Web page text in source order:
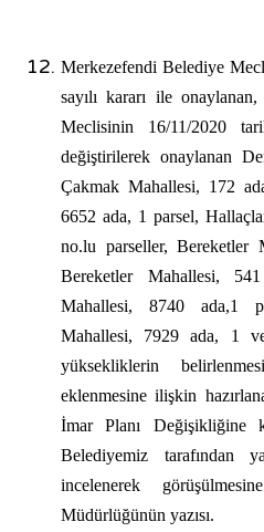
Merkezefendi Belediye
sayılı kararı ile
Meclisinin 16/11/2020
değiştirilerek onaylanan
Çakmak Mahallesi, 172
6652 ada, 1 parsel,
no.lu parseller, Bereketler
Bereketler Mahallesi,
Mahallesi, 8740 ada,1
Mahallesi, 7929 ada, 1
yüksekliklerin
eklenmesine ilişkin
İmar Planı Değişikliğine
Belediyemiz tarafından
incelenerek
Müdürlüğünün yazısı.